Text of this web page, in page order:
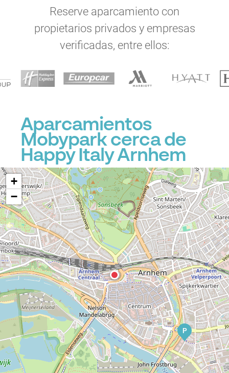
Reserve aparcamiento con
propietarios privados y empresas
verificadas, entre ellos:
Aparcamientos
Mobypark cerca de
Happy Italy Arnhem
P
+
−